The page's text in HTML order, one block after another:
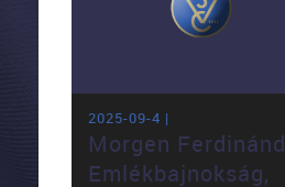
2025-09-4 |
Morgen Ferdinánd
Emlékbajnokság,